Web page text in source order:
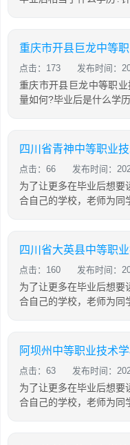
点击：173 发布时间：
重庆市开县巨龙中等职
量如何?毕业后是什么学
四川省青神中等职业
点击：66 发布时间：
为了让更多在毕业后想要
合自己的学校，老师为同
点击：160 发布时间：
为了让更多在毕业后想要
合自己的学校，老师为同
阿坝州中等职业技术
点击：63 发布时间：
为了让更多在毕业后想要
合自己的学校，老师为同